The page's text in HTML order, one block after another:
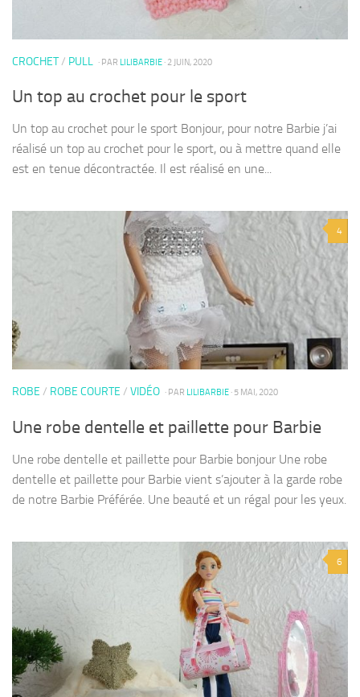
CROCHET/ PULL · PAR LILIBARBIE · 2 JUIN, 2020
Un top au crochet pour le sport
Un top au crochet pour le sport Bonjour, pour notre Barbie j’ai
réalisé un top au crochet pour le sport, ou à mettre quand elle
est en tenue décontractée. Il est réalisé en une...
4
ROBE / ROBE COURTE / VIDÉO · PAR LILIBARBIE · 5 MAI, 2020
Une robe dentelle et paillette pour Barbie
Une robe dentelle et paillette pour Barbie bonjour Une robe
dentelle et paillette pour Barbie vient s’ajouter à la garde robe
de notre Barbie Préférée. Une beauté et un régal pour les yeux.
6